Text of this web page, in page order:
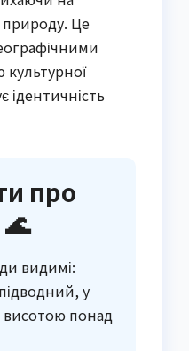
Це
культурної
ідентичність
про
видимі:
у
висотою понад